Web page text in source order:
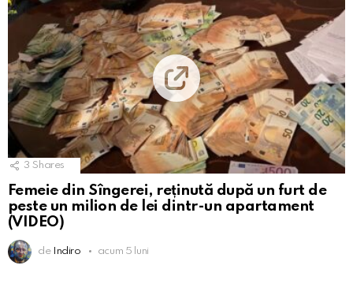
3 Shares
Femeie din Sîngerei, reținută după un furt de
peste un milion de lei dintr-un apartament
(VIDEO)
de Indiro acum 5 luni